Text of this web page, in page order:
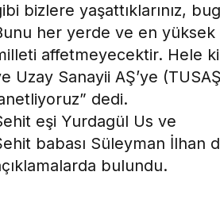
bizlere yaşattıklarınız,
her yerde ve en yüksek
affetmeyecektir. Hele
Uzay Sanayii AŞ’ye
dedi.
eşi Yurdagül Us ve
babası Süleyman İlhan
bulundu.